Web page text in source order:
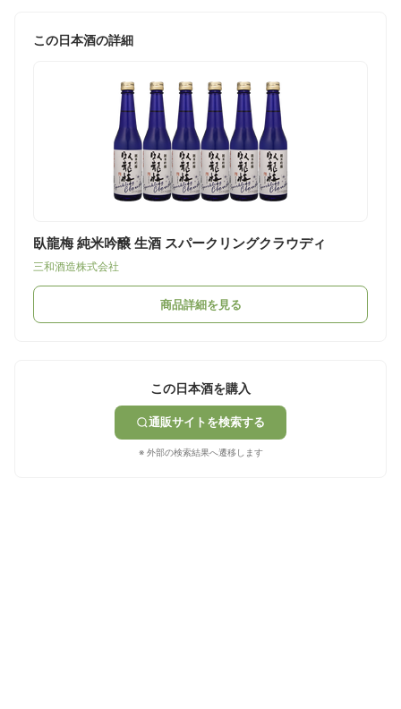
この日本酒の詳細
臥龍梅 純米吟醸 生酒 スパークリングクラウディ
三和酒造株式会社
商品詳細を見る
この日本酒を購入
通販サイトを検索する
※ 外部の検索結果へ遷移します